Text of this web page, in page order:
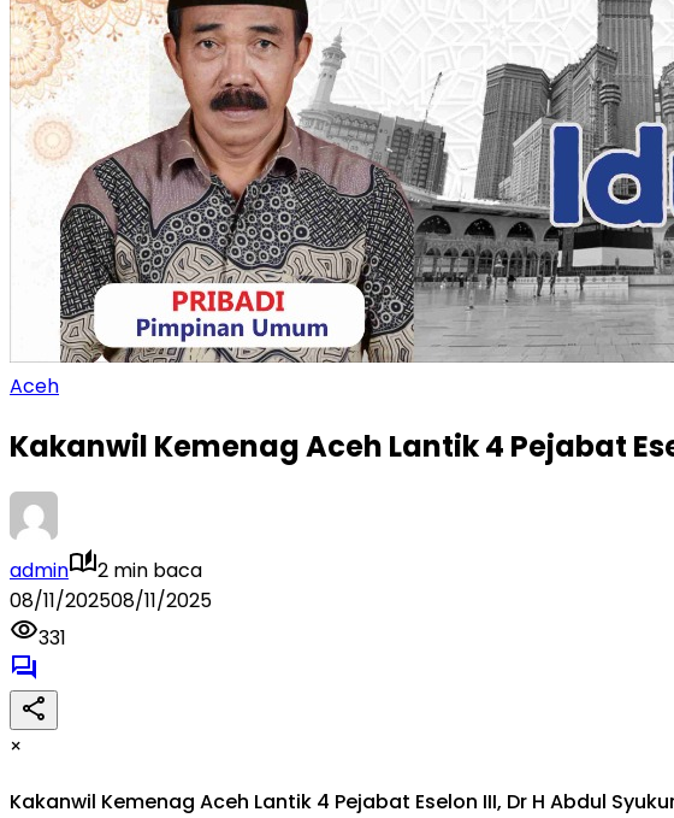
Aceh
Kakanwil Kemenag Aceh Lantik 4 Pejabat
admin
2 min baca
08/11/202508/11/2025
331
×
Kakanwil Kemenag Aceh Lantik 4 Pejabat Eselon III, Dr H Abdul